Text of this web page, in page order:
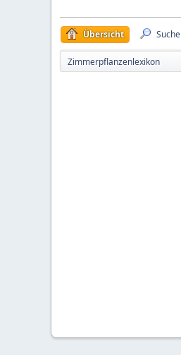
Übersicht Suche
Zimmerpflanzenlexikon